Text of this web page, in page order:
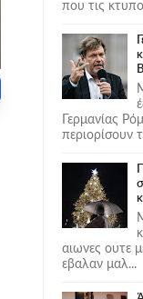
που τις
Γερμανίας
περιορίσουν
αιωνες ουτε
εβαλαν μαλ...